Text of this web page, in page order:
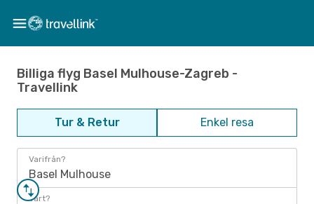
Billiga flyg Basel Mulhouse-Zagreb -
Travellink
Tur & Retur Enkel resa
Varifrån?
Basel Mulhouse
Vart?